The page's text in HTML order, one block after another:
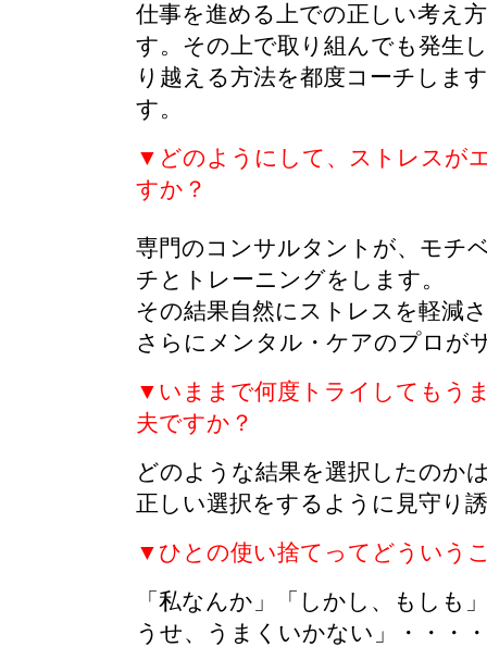
仕事を進める上での正しい考え
す。その上で取り組んでも発生
り越える方法を都度コーチしま
す。
▼どのようにして、ストレスが
すか？
専門のコンサルタントが、モチ
チとトレーニングをします。
その結果自然にストレスを軽減
さらにメンタル・ケアのプロが
▼いままで何度トライしてもう
夫ですか？
どのような結果を選択したのか
正しい選択をするように見守り
▼ひとの使い捨てってどういう
「私なんか」「しかし、もしも
うせ、うまくいかない」・・・・